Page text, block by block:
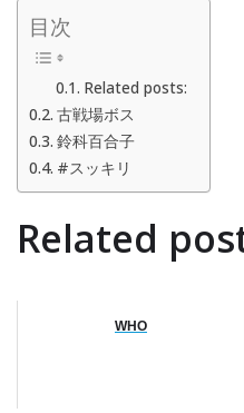
目次
Related posts:
古戦場ボス
鈴科百合子
#スッキリ
Related
WHO